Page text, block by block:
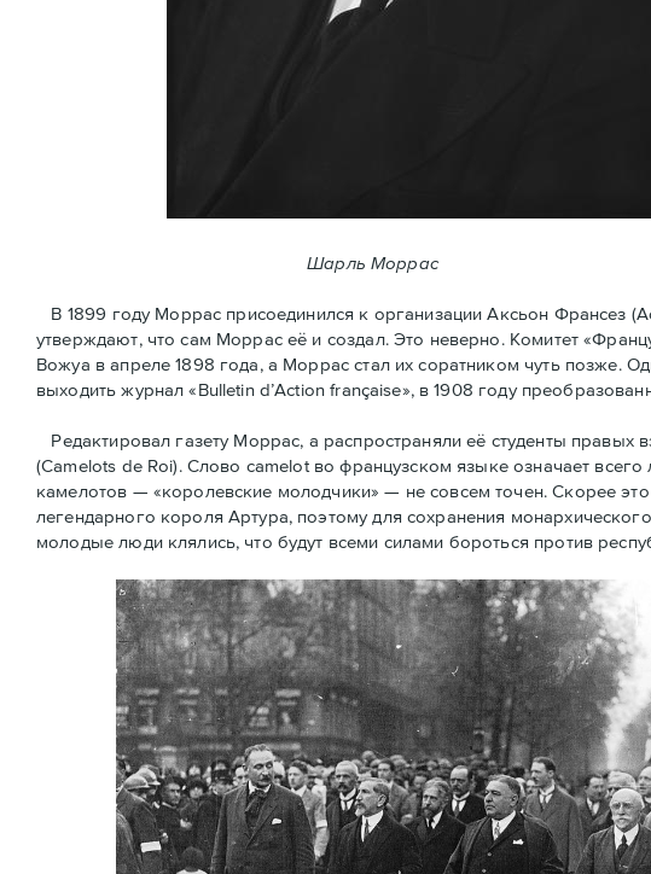
Шарль Моррас
В 1899 году Моррас присоединился к организации Аксьон Франсез
утверждают, что сам Моррас её и создал. Это неверно. Комитет
Вожуа в апреле 1898 года, а Моррас стал их соратником чуть позже.
выходить журнал «Bulletin d’Action française», в 1908 году
Редактировал газету Моррас, а распространяли её студенты
(Camelots de Roi). Слово camelot во французском языке означает
камелотов — «королевские молодчики» — не совсем точен. Скорее
легендарного короля Артура, поэтому для сохранения
молодые люди клялись, что будут всеми силами бороться против